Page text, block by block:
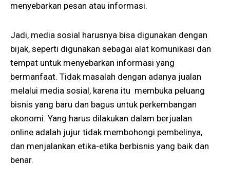
menyebarkan pesan atau informasi.
Jadi, media sosial harusnya bisa digunakan dengan
bijak, seperti digunakan sebagai alat komunikasi dan
tempat untuk menyebarkan informasi yang
bermanfaat. Tidak masalah dengan adanya jualan
melalui media sosial, karena itu membuka peluang
bisnis yang baru dan bagus untuk perkembangan
ekonomi. Yang harus dilakukan dalam berjualan
online adalah jujur tidak membohongi pembelinya,
dan menjalankan etika-etika berbisnis yang baik dan
benar.